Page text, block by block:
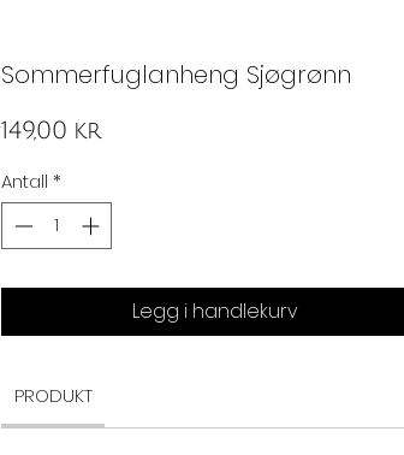
Sommerfuglanheng Sjøgrønn
149,00 kr
Antall *
Legg i handlekurv
PRODUKT